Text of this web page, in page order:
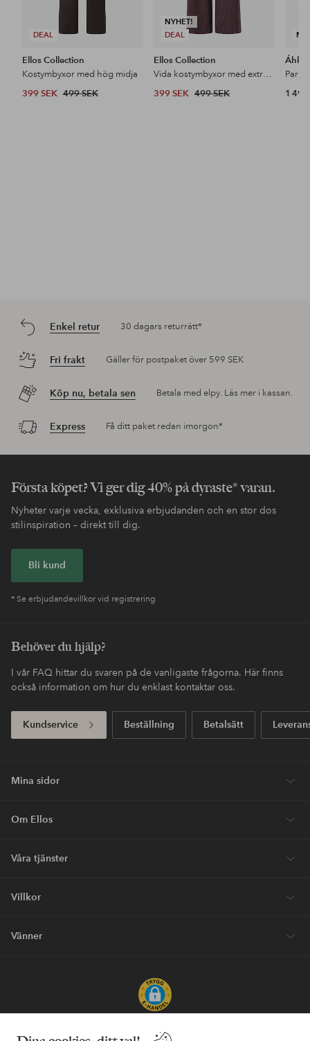
DEAL
Ellos Collection
Kostymbyxor med hög midja
399 SEK 499 SEK
NYHET!
DEAL
Ellos Collection
Vida kostymbyxor med extra hög midja
399 SEK 499 SEK 1 499
Enkel retur 30 dagars returrätt*
Fri frakt Gäller för postpaket över 599 SEK
Köp nu, betala sen Betala med elpy. Läs mer i kassan.
Express Få ditt paket redan imorgon*
Första köpet? Vi ger dig 40% på dyraste* varan.
Nyheter varje vecka, exklusiva erbjudanden och en stor dos
stilinspiration – direkt till dig.
Bli kund
* Se erbjudandevillkor vid registrering
Behöver du hjälp?
I vår FAQ hittar du svaren på de vanligaste frågorna. Här finns
också information om hur du enklast kontaktar oss.
Kundservice Beställning Betalsätt
Mina sidor
Om Ellos
Våra tjänster
Villkor
Vänner
Säkra betalningar - Betala direkt eller dela upp